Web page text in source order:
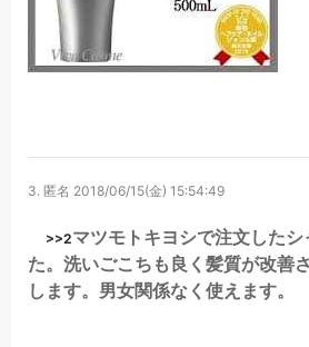
3. 匿名 2018/06/15(金) 15:54:49
>>2マツモトキヨシで注文した
た。洗いごこちも良く髪質が改善
します。男女関係なく使えます。